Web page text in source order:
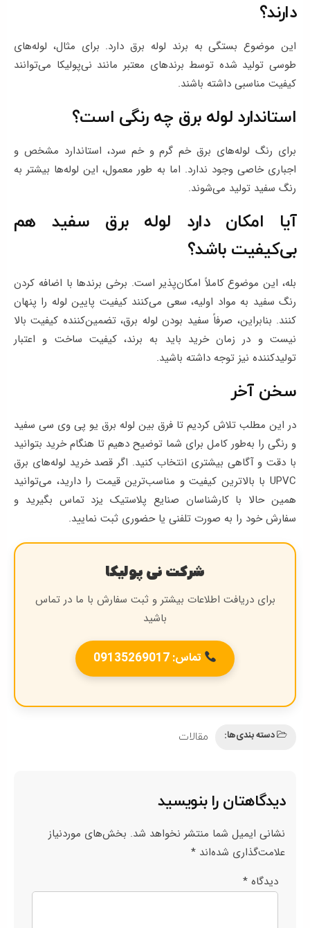
دارند؟
این موضوع بستگی به برند لوله برق دارد. برای مثال، لوله‌های
طوسی تولید شده توسط برندهای معتبر مانند نی‌پولیکا می‌توانند
کیفیت مناسبی داشته باشند.
استاندارد لوله برق چه رنگی است؟
برای رنگ لوله‌های برق خم گرم و خم سرد، استاندارد مشخص و
اجباری خاصی وجود ندارد. اما به طور معمول، این لوله‌ها بیشتر به
رنگ سفید تولید می‌شوند.
آیا امکان دارد لوله برق سفید هم
بی‌کیفیت باشد؟
بله، این موضوع کاملاً امکان‌پذیر است. برخی برندها با اضافه کردن
رنگ سفید به مواد اولیه، سعی می‌کنند کیفیت پایین لوله را پنهان
کنند. بنابراین، صرفاً سفید بودن لوله برق، تضمین‌کننده کیفیت بالا
نیست و در زمان خرید باید به برند، کیفیت ساخت و اعتبار
تولیدکننده نیز توجه داشته باشید.
سخن آخر
در این مطلب تلاش کردیم تا فرق بین لوله برق یو پی وی سی سفید
و رنگی را به‌طور کامل برای شما توضیح دهیم تا هنگام خرید بتوانید
با دقت و آگاهی بیشتری انتخاب کنید. اگر قصد خرید لوله‌های برق
UPVC با بالاترین کیفیت و مناسب‌ترین قیمت را دارید، می‌توانید
همین حالا با کارشناسان صنایع پلاستیک یزد تماس بگیرید و
سفارش خود را به صورت تلفنی یا حضوری ثبت نمایید.
شرکت نی پولیکا
برای دریافت اطلاعات بیشتر و ثبت سفارش با ما در تماس
باشید
تماس: 09135269017
دسته بندی‌ها: مقالات
دیدگاهتان را بنویسید
نشانی ایمیل شما منتشر نخواهد شد. بخش‌های موردنیاز
علامت‌گذاری شده‌اند *
دیدگاه *